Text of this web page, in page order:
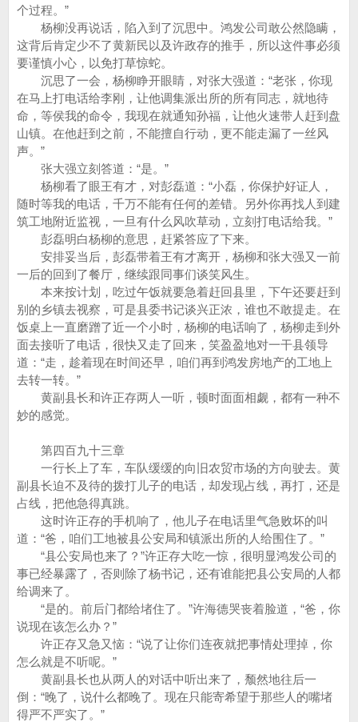
个过程。”
杨柳没再说话，陷入到了沉思中。鸿发公司敢公然隐瞒，
这背后肯定少不了黄新民以及许政存的推手，所以这件事必须
要谨慎小心，以免打草惊蛇。
沉思了一会，杨柳睁开眼睛，对张大强道：“老张，你现
在马上打电话给李刚，让他调集派出所的所有同志，就地待
命，等侯我的命令，我现在就通知孙福，让他火速带人赶到盘
山镇。在他赶到之前，不能擅自行动，更不能走漏了一丝风
声。”
张大强立刻答道：“是。”
杨柳看了眼王有才，对彭磊道：“小磊，你保护好证人，
随时等我的电话，千万不能有任何的差错。另外你再找人到建
筑工地附近监视，一旦有什么风吹草动，立刻打电话给我。”
彭磊明白杨柳的意思，赶紧答应了下来。
安排妥当后，彭磊带着王有才离开，杨柳和张大强又一前
一后的回到了餐厅，继续跟同事们谈笑风生。
本来按计划，吃过午饭就要急着赶回县里，下午还要赶到
别的乡镇去视察，可是县委书记谈兴正浓，谁也不敢提走。在
饭桌上一直磨蹭了近一个小时，杨柳的电话响了，杨柳走到外
面去接听了电话，很快又走了回来，笑盈盈地对一干县领导
道：“走，趁着现在时间还早，咱们再到鸿发房地产的工地上
去转一转。”
黄副县长和许正存两人一听，顿时面面相觑，都有一种不
妙的感觉。
第四百九十三章
一行长上了车，车队缓缓的向旧农贸市场的方向驶去。黄
副县长迫不及待的拨打儿子的电话，却发现占线，再打，还是
占线，把他急得真跳。
这时许正存的手机响了，他儿子在电话里气急败坏的叫
道：“爸，咱们工地被县公安局和镇派出所的人给围住了。”
“县公安局也来了？”许正存大吃一惊，很明显鸿发公司的
事已经暴露了，否则除了杨书记，还有谁能把县公安局的人都
给调来了。
“是的。前后门都给堵住了。”许海德哭丧着脸道，“爸，你
说现在该怎么办？”
许正存又急又恼：“说了让你们连夜就把事情处理掉，你
怎么就是不听呢。”
黄副县长也从两人的对话中听出来了，颓然地往后一
倒：“晚了，说什么都晚了。现在只能寄希望于那些人的嘴堵
得严不严实了。”